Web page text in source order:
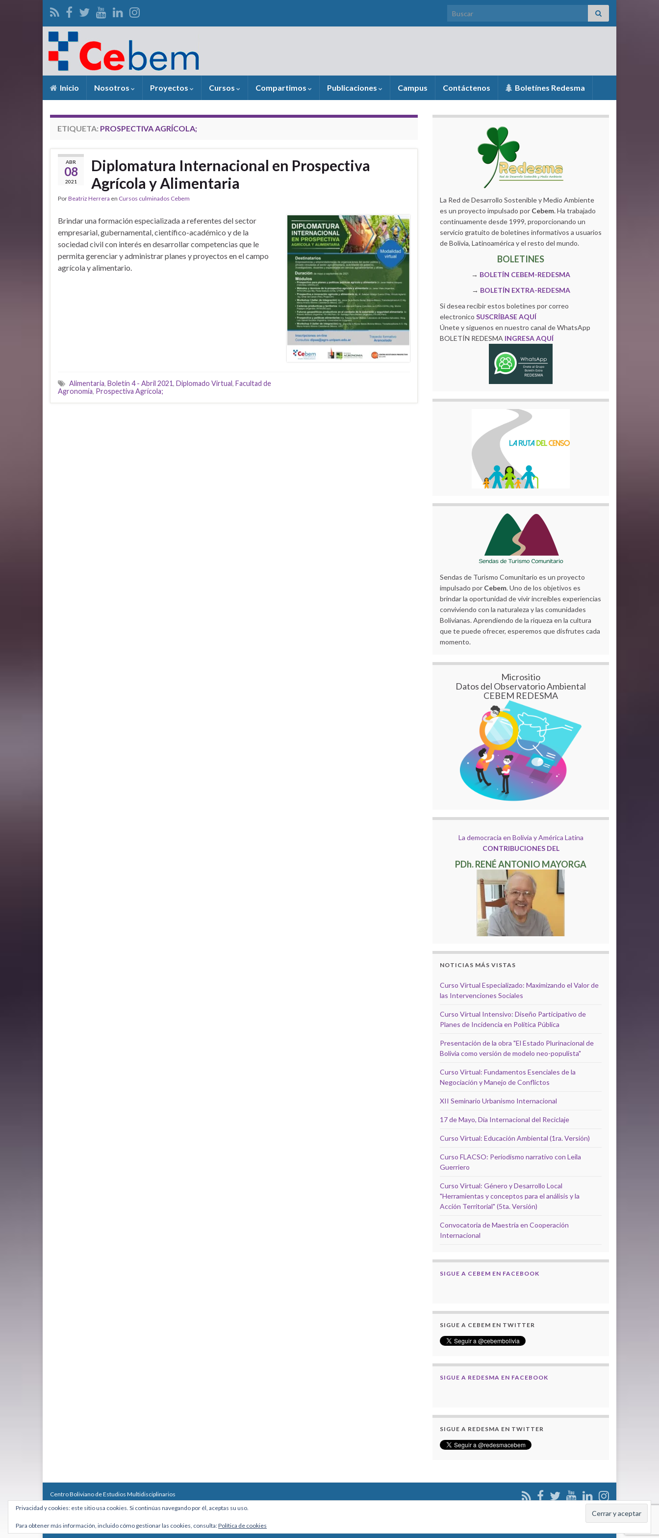
Search for:
Inicio Nosotros Proyectos Cursos Compartimos Publicaciones Campus Contáctenos Boletínes Redesma
ETIQUETA: PROSPECTIVA AGRÍCOLA;
ABR
08
2021
Diplomatura Internacional en Prospectiva
Agrícola y Alimentaria
PorBeatriz Herrera en Cursos culminados Cebem
Brindar una formación especializada a referentes del sector
empresarial, gubernamental, científico-académico y de la
sociedad civil con interés en desarrollar competencias que le
permita gerenciar y administrar planes y proyectos en el campo
agrícola y alimentario.
Alimentaria, Boletín 4 - Abril 2021, Diplomado Virtual, Facultad de
Agronomía, Prospectiva Agrícola;
La Red de Desarrollo Sostenible y Medio Ambiente
es un proyecto impulsado por Cebem. Ha trabajado
continuamente desde 1999, proporcionando un
servicio gratuito de boletines informativos a usuarios
de Bolivia, Latinoamérica y el resto del mundo.
BOLETINES
→ BOLETÍN CEBEM-REDESMA
→ BOLETÍN EXTRA-REDESMA
Si desea recibir estos boletines por correo
electronico SUSCRÍBASE AQUÍ
Únete y siguenos en nuestro canal de WhatsApp
BOLETÍN REDESMA INGRESA AQUÍ
Sendas de Turismo Comunitario es un proyecto
impulsado por Cebem. Uno de los objetivos es
brindar la oportunidad de vivir increíbles experiencias
conviviendo con la naturaleza y las comunidades
Bolivianas. Aprendiendo de la riqueza en la cultura
que te puede ofrecer, esperemos que disfrutes cada
momento.
Micrositio
Datos del Observatorio Ambiental
CEBEM REDESMA
La democracia en Bolivia y América Latina
CONTRIBUCIONES DEL
PDh. RENÉ ANTONIO MAYORGA
NOTICIAS MÁS VISTAS
Curso Virtual Especializado: Maximizando el Valor de
las Intervenciones Sociales
Curso Virtual Intensivo: Diseño Participativo de
Planes de Incidencia en Política Pública
Presentación de la obra "El Estado Plurinacional de
Bolivia como versión de modelo neo-populista"
Curso Virtual: Fundamentos Esenciales de la
Negociación y Manejo de Conflictos
XII Seminario Urbanismo Internacional
17 de Mayo, Día Internacional del Reciclaje
Curso Virtual: Educación Ambiental (1ra. Versión)
Curso FLACSO: Periodismo narrativo con Leila
Guerriero
Curso Virtual: Género y Desarrollo Local
"Herramientas y conceptos para el análisis y la
Acción Territorial" (5ta. Versión)
Convocatoria de Maestría en Cooperación
Internacional
SIGUE A CEBEM EN FACEBOOK
SIGUE A CEBEM EN TWITTER
SIGUE A REDESMA EN FACEBOOK
SIGUE A REDESMA EN TWITTER
Centro Boliviano de Estudios Multidisciplinarios
Calle Macario Pinilla # 2588 esq. Av. Arce, Edificio Arcadia, Mezzanine, Of. 101 - La Paz, Bolivia
Teléfono: +591 2431818 - Celular: +591 73027636
Hecho con
por Graphene Themes.
Privacidad y cookies: este sitio usa cookies. Si continúas navegando por él, aceptas su uso.
Para obtener más información, incluido cómo gestionar las cookies, consulta:Política de cookies